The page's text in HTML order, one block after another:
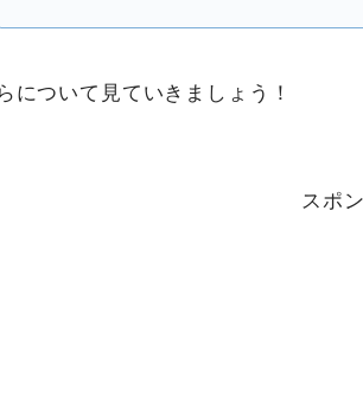
について見ていきましょう！
スポ